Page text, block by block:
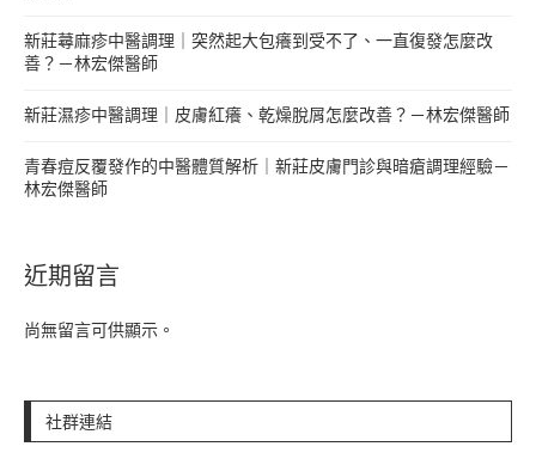
新莊蕁麻疹中醫調理｜突然起大包癢到受不了、一直復發怎麼改
善？－林宏傑醫師
新莊濕疹中醫調理｜皮膚紅癢、乾燥脫屑怎麼改善？－林宏傑醫師
青春痘反覆發作的中醫體質解析｜新莊皮膚門診與暗瘡調理經驗－
林宏傑醫師
近期留言
尚無留言可供顯示。
社群連結